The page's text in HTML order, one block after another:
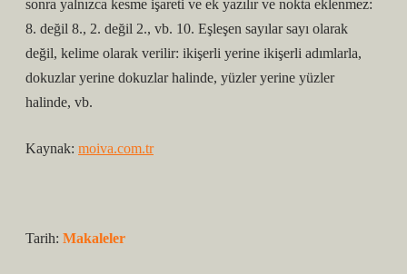
sonra yalnızca kesme işareti ve ek yazılır ve nokta eklenmez:
8. değil 8., 2. değil 2., vb. 10. Eşleşen sayılar sayı olarak
değil, kelime olarak verilir: ikişerli yerine ikişerli adımlarla,
dokuzlar yerine dokuzlar halinde, yüzler yerine yüzler
halinde, vb.
Kaynak: moiva.com.tr
Tarih: Makaleler